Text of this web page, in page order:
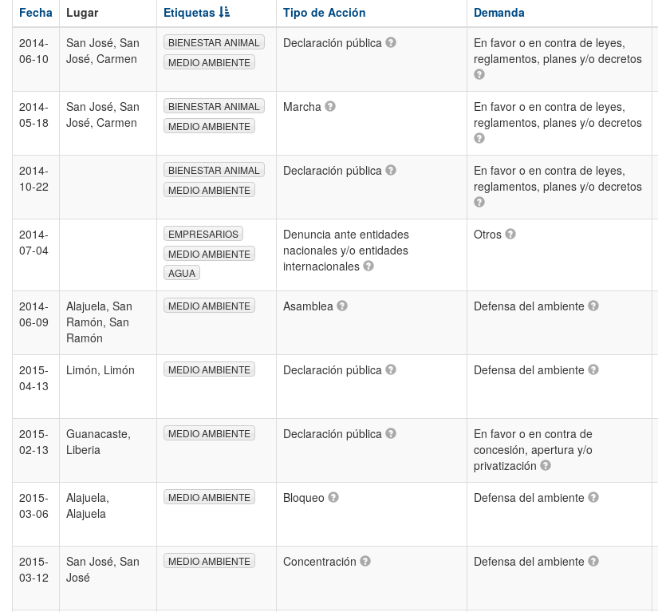
Fecha Lugar Etiquetas Tipo de Acción Demanda
2014-
06-10
San José, San
José, Carmen
BIENESTAR ANIMAL
MEDIO AMBIENTE
Declaración pública
En favor o en contra de leyes,
reglamentos, planes y/o decretos
2014-
05-18
San José, San
José, Carmen
BIENESTAR ANIMAL
MEDIO AMBIENTE
Marcha
En favor o en contra de leyes,
reglamentos, planes y/o decretos
2014-
10-22
BIENESTAR ANIMAL
MEDIO AMBIENTE
Declaración pública
En favor o en contra de leyes,
reglamentos, planes y/o decretos
2014-
07-04
EMPRESARIOS
MEDIO AMBIENTE
AGUA
Denuncia ante entidades
nacionales y/o entidades
internacionales
Otros
2014-
06-09
Alajuela, San
Ramón, San
Ramón
MEDIO AMBIENTE Asamblea Defensa del ambiente
2015-
04-13
Limón, Limón MEDIO AMBIENTE Declaración pública Defensa del ambiente
2015-
02-13
Guanacaste,
Liberia
MEDIO AMBIENTE Declaración pública
En favor o en contra de
concesión, apertura y/o
privatización
2015-
03-06
Alajuela,
Alajuela
MEDIO AMBIENTE Bloqueo Defensa del ambiente
2015-
03-12
San José, San
José
MEDIO AMBIENTE Concentración Defensa del ambiente